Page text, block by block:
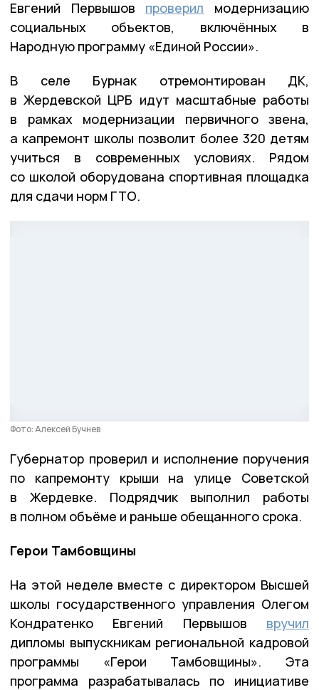
Евгений Первышов проверил модернизацию
социальных объектов, включённых в
Народную программу «Единой России».
В селе Бурнак отремонтирован ДК,
в Жердевской ЦРБ идут масштабные работы
в рамках модернизации первичного звена,
а капремонт школы позволит более 320 детям
учиться в современных условиях. Рядом
со школой оборудована спортивная площадка
для сдачи норм ГТО.
Фото: Алексей Бучнев
Губернатор проверил и исполнение поручения
по капремонту крыши на улице Советской
в Жердевке. Подрядчик выполнил работы
в полном объёме и раньше обещанного срока.
Герои Тамбовщины
На этой неделе вместе с директором Высшей
школы государственного управления Олегом
Кондратенко Евгений Первышов вручил
дипломы выпускникам региональной кадровой
программы «Герои Тамбовщины». Эта
программа разрабатывалась по инициативе